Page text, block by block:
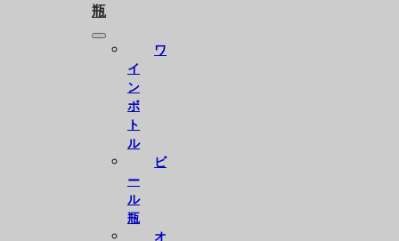
瓶
ワ
イ
ン
ボ
ト
ル
ビ
ー
ル
瓶
オ